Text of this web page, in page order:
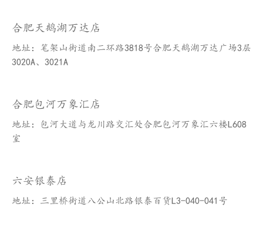
合肥天鹅湖万达店
地址：笔架山街道南二环路3818号合肥天鹅湖万达广场3层
3020A、3021A
合肥包河万象汇店
地址：包河大道与龙川路交汇处合肥包河万象汇六楼L608
室
六安银泰店
地址：三里桥街道八公山北路银泰百货L3-040-041号